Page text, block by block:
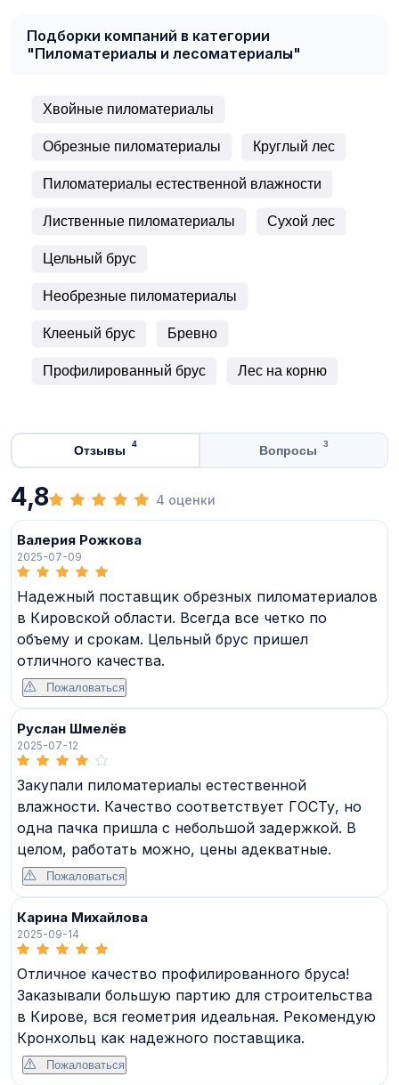
Подборки компаний в категории
"Пиломатериалы и лесоматериалы"
Хвойные пиломатериалы
Обрезные пиломатериалы Круглый лес
Пиломатериалы естественной влажности
Лиственные пиломатериалы Сухой лес
Цельный брус
Необрезные пиломатериалы
Клееный брус Бревно
Профилированный брус Лес на корню
Отзывы 4 Вопросы 3
4,8 4 оценки
Валерия Рожкова
2025-07-09
Надежный поставщик обрезных пиломатериалов
в Кировской области. Всегда все четко по
объему и срокам. Цельный брус пришел
отличного качества.
Пожаловаться
Руслан Шмелёв
2025-07-12
Закупали пиломатериалы естественной
влажности. Качество соответствует ГОСТу, но
одна пачка пришла с небольшой задержкой. В
целом, работать можно, цены адекватные.
Пожаловаться
Карина Михайлова
2025-09-14
Отличное качество профилированного бруса!
Заказывали большую партию для строительства
в Кирове, вся геометрия идеальная. Рекомендую
Кронхольц как надежного поставщика.
Пожаловаться